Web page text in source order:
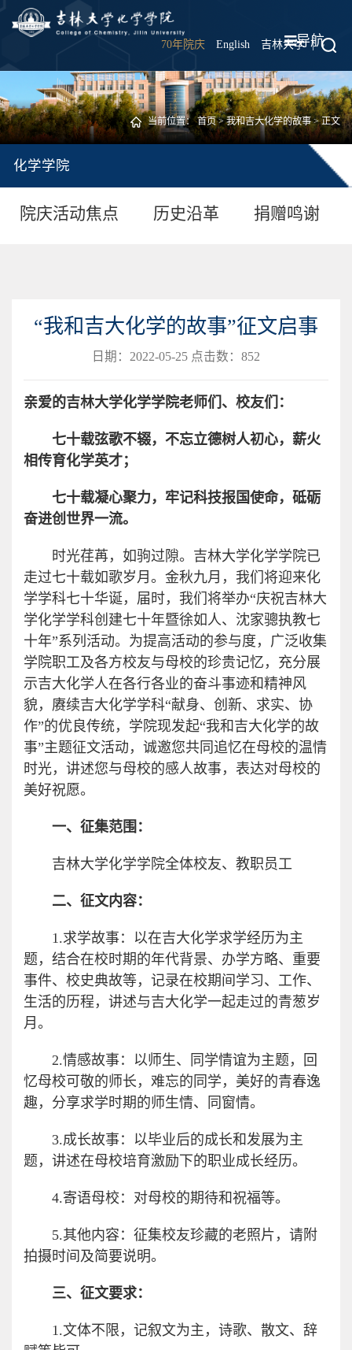
70年院庆 English 吉林大学 |
导航
当前位置：首页>我和吉大化学的故事> 正文
化学学院
院庆活动焦点 历史沿革 捐赠鸣谢
“我和吉大化学的故事”征文启事
日期：2022-05-25 点击数： 852
亲爱的吉林大学化学学院老师们、校友们：
七十载弦歌不辍，不忘立德树人初心，薪火
相传育化学英才；
七十载凝心聚力，牢记科技报国使命，砥砺
奋进创世界一流。
时光荏苒，如驹过隙。吉林大学化学学院已
走过七十载如歌岁月。金秋九月，我们将迎来化
学学科七十华诞，届时，我们将举办“庆祝吉林大
学化学学科创建七十年暨徐如人、沈家骢执教七
十年”系列活动。为提高活动的参与度，广泛收集
学院职工及各方校友与母校的珍贵记忆，充分展
示吉大化学人在各行各业的奋斗事迹和精神风
貌，赓续吉大化学学科“献身、创新、求实、协
作”的优良传统，学院现发起“我和吉大化学的故
事”主题征文活动，诚邀您共同追忆在母校的温情
时光，讲述您与母校的感人故事，表达对母校的
美好祝愿。
一、征集范围：
吉林大学化学学院全体校友、教职员工
二、征文内容：
1.求学故事：以在吉大化学求学经历为主
题，结合在校时期的年代背景、办学方略、重要
事件、校史典故等，记录在校期间学习、工作、
生活的历程，讲述与吉大化学一起走过的青葱岁
月。
2.情感故事：以师生、同学情谊为主题，回
忆母校可敬的师长，难忘的同学，美好的青春逸
趣，分享求学时期的师生情、同窗情。
3.成长故事：以毕业后的成长和发展为主
题，讲述在母校培育激励下的职业成长经历。
4.寄语母校：对母校的期待和祝福等。
5.其他内容：征集校友珍藏的老照片，请附
拍摄时间及简要说明。
三、征文要求：
1.文体不限，记叙文为主，诗歌、散文、辞